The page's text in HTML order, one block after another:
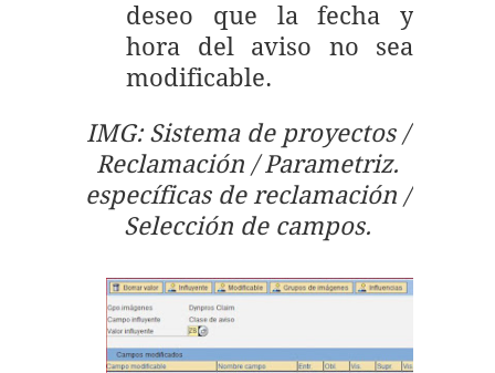
deseo que la fecha y
hora del aviso no sea
modificable.
IMG: Sistema de proyectos /
Reclamación / Parametriz.
específicas de reclamación /
Selección de campos.